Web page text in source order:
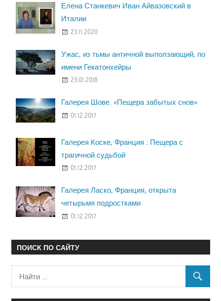
Елена Станкевич Иван Айвазовский в
Италии
23.11.2020
Ужас, из тьмы античной выползающий, по
имени Гекатонхейры
23.01.2018
Галерея Шове. «Пещера забытых снов»
01.12.2017
Галерея Коске, Франция : Пещера с
трагичной судьбой
01.12.2017
Галерея Ласко, Франция, открыта
четырьмя подростками
01.12.2017
ПОИСК ПО САЙТУ